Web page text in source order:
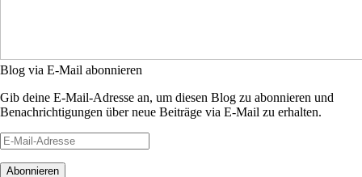
Blog via E-Mail abonnieren
Gib deine E-Mail-Adresse an, um diesen Blog zu abonnieren und
Benachrichtigungen über neue Beiträge via E-Mail zu erhalten.
E-
Mail-
Adresse